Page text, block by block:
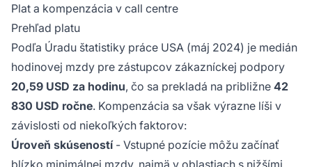
Plat a kompenzácia v call centre
Prehľad platu
Podľa Úradu štatistiky práce USA (máj 2024) je medián
hodinovej mzdy pre zástupcov zákazníckej podpory
20,59 USD za hodinu, čo sa prekladá na približne 42
830 USD ročne. Kompenzácia sa však výrazne líši v
závislosti od niekoľkých faktorov:
Úroveň skúseností- Vstupné pozície môžu začínať
blízko minimálnej mzdy, najmä v oblastiach s nižšími